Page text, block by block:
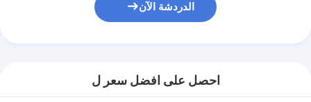
الدردشة الآن
احصل على افضل سعر ل